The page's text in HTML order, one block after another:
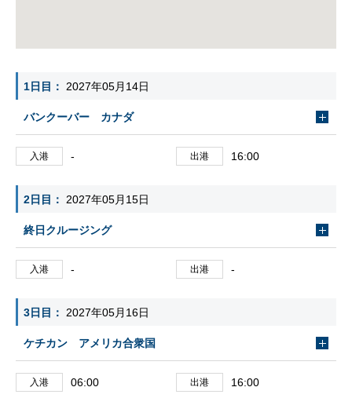
1日目 2027年05月14日
バンクーバー カナダ
入港 - 出港 16:00
2日目 2027年05月15日
終日クルージング
入港 - 出港 -
3日目 2027年05月16日
ケチカン アメリカ合衆国
入港 06:00 出港 16:00